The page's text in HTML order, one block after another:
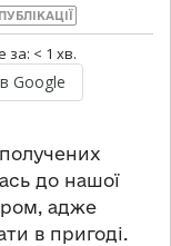
ПУБЛІКАЦІЇ
за: < 1 хв.
Google
до нашої
адже
в пригоді.